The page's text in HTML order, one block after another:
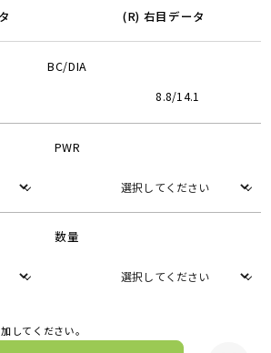
(R) 右目データ
BC/DIA
8.8/14.1
PWR
数量
してください。